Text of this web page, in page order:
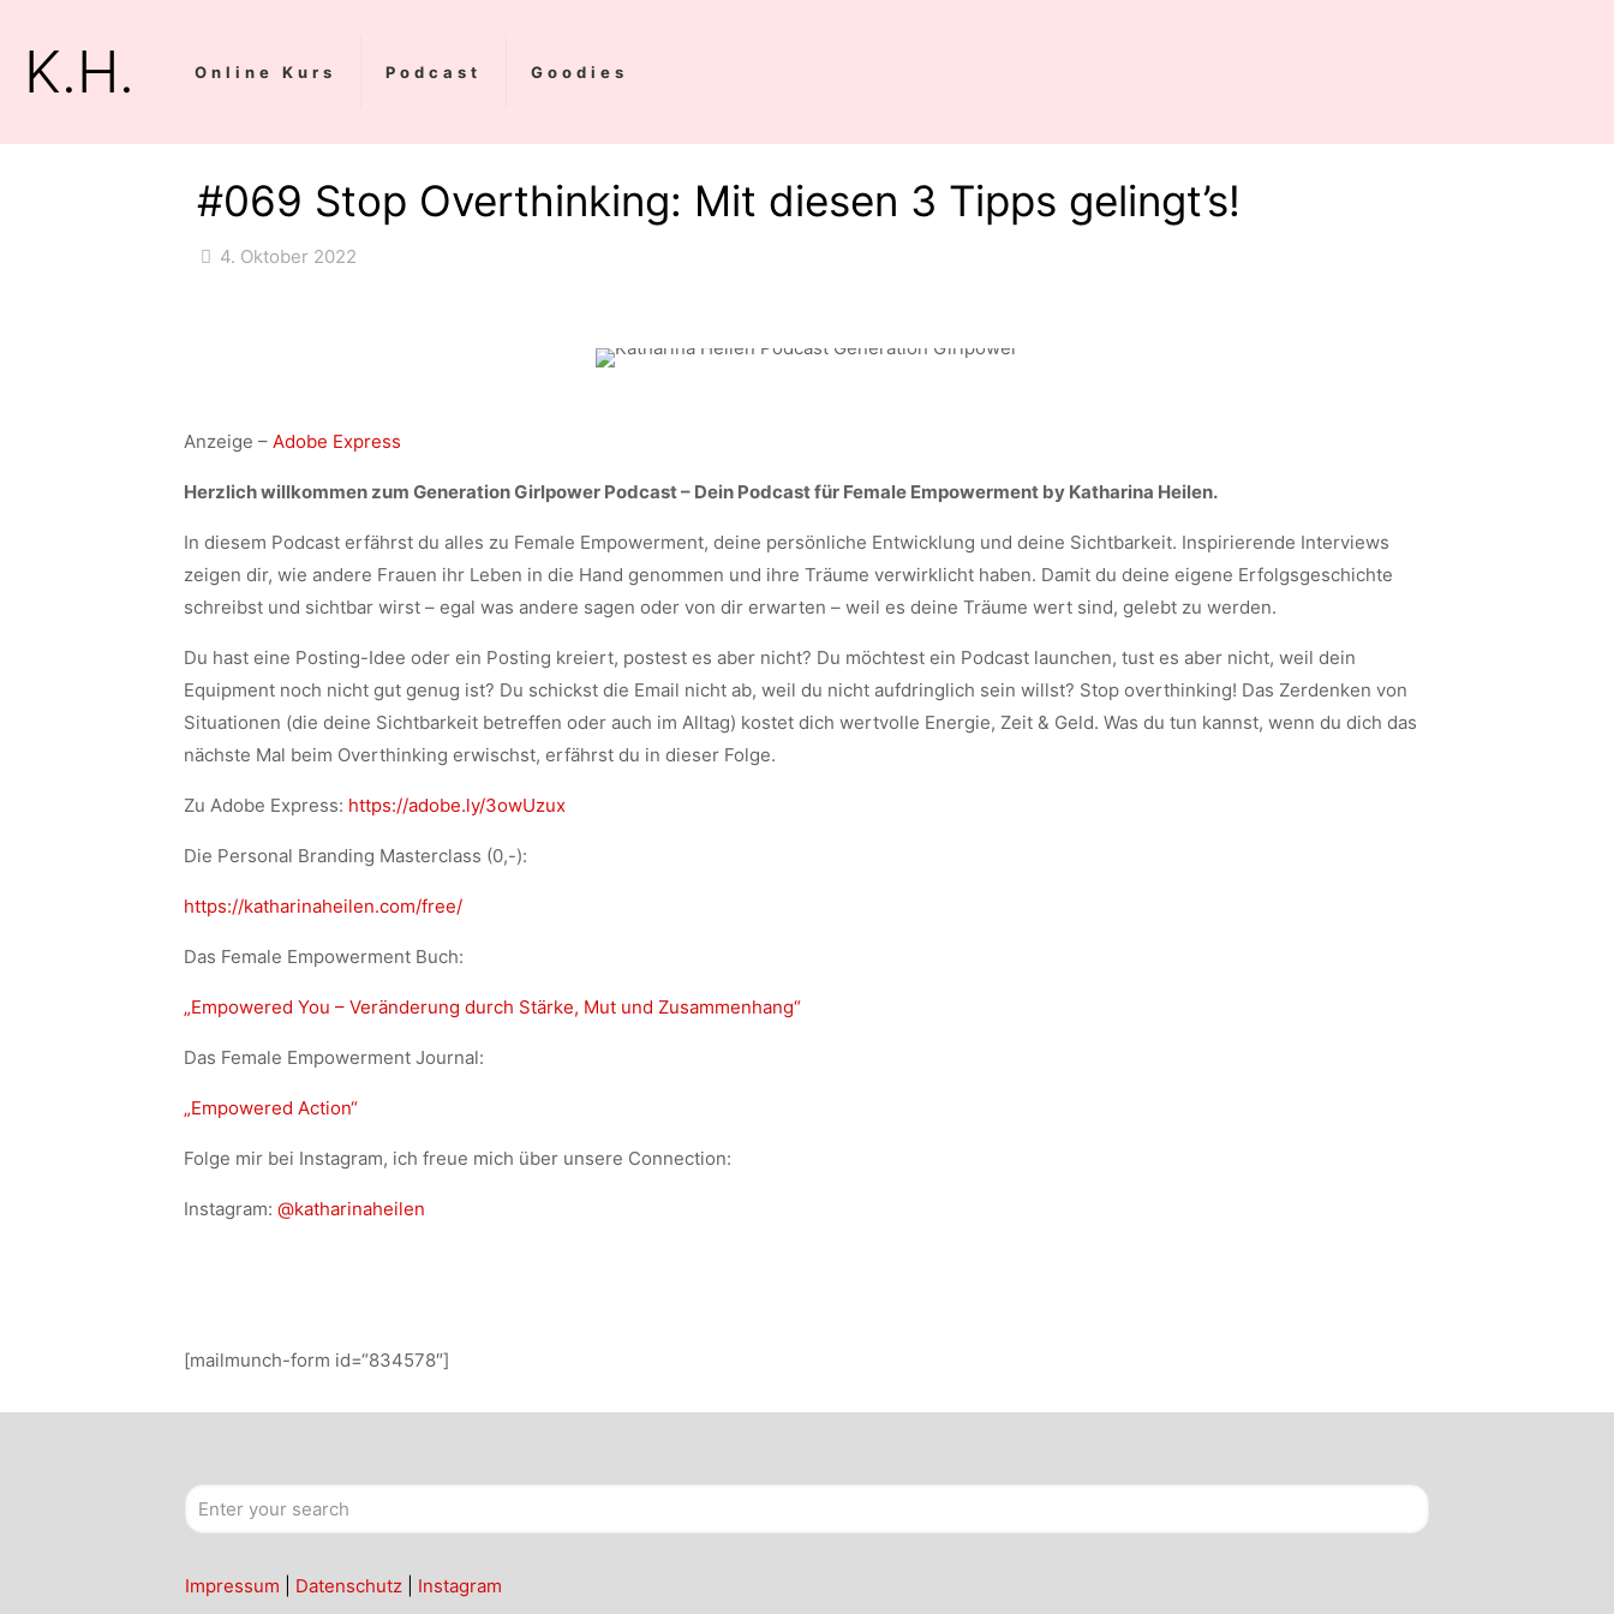
K.H. Online Kurs Podcast Goodies
#069 Stop Overthinking: Mit diesen 3 Tipps gelingt’s!
4. Oktober 2022
Anzeige – Adobe Express
Herzlich willkommen zum Generation Girlpower Podcast – Dein Podcast für Female Empowerment by Katharina Heilen.
In diesem Podcast erfährst du alles zu Female Empowerment, deine persönliche Entwicklung und deine Sichtbarkeit. Inspirierende Interviews
zeigen dir, wie andere Frauen ihr Leben in die Hand genommen und ihre Träume verwirklicht haben. Damit du deine eigene Erfolgsgeschichte
schreibst und sichtbar wirst – egal was andere sagen oder von dir erwarten – weil es deine Träume wert sind, gelebt zu werden.
Du hast eine Posting-Idee oder ein Posting kreiert, postest es aber nicht? Du möchtest ein Podcast launchen, tust es aber nicht, weil dein
Equipment noch nicht gut genug ist? Du schickst die Email nicht ab, weil du nicht aufdringlich sein willst? Stop overthinking! Das Zerdenken von
Situationen (die deine Sichtbarkeit betreffen oder auch im Alltag) kostet dich wertvolle Energie, Zeit & Geld. Was du tun kannst, wenn du dich das
nächste Mal beim Overthinking erwischst, erfährst du in dieser Folge.
Zu Adobe Express: https://adobe.ly/3owUzux
Die Personal Branding Masterclass (0,-):
https://katharinaheilen.com/free/
Das Female Empowerment Buch:
„Empowered You – Veränderung durch Stärke, Mut und Zusammenhang“
Das Female Empowerment Journal:
„Empowered Action“
Folge mir bei Instagram, ich freue mich über unsere Connection:
Instagram: @katharinaheilen
[mailmunch-form id=“834578″]
Impressum Datenschutz Instagram